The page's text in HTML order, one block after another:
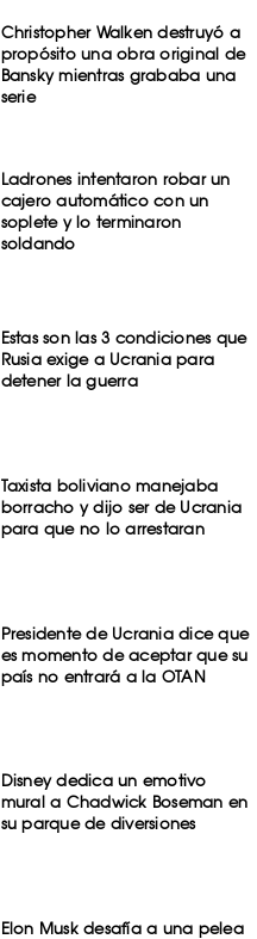
Christopher Walken destruyó a
propósito una obra original de
Bansky mientras grababa una
serie
Ladrones intentaron robar un
cajero automático con un
soplete y lo terminaron
soldando
Estas son las 3 condiciones que
Rusia exige a Ucrania para
detener la guerra
Taxista boliviano manejaba
borracho y dijo ser de Ucrania
para que no lo arrestaran
Presidente de Ucrania dice que
es momento de aceptar que su
país no entrará a la OTAN
Disney dedica un emotivo
mural a Chadwick Boseman en
su parque de diversiones
Elon Musk desafía a una pelea